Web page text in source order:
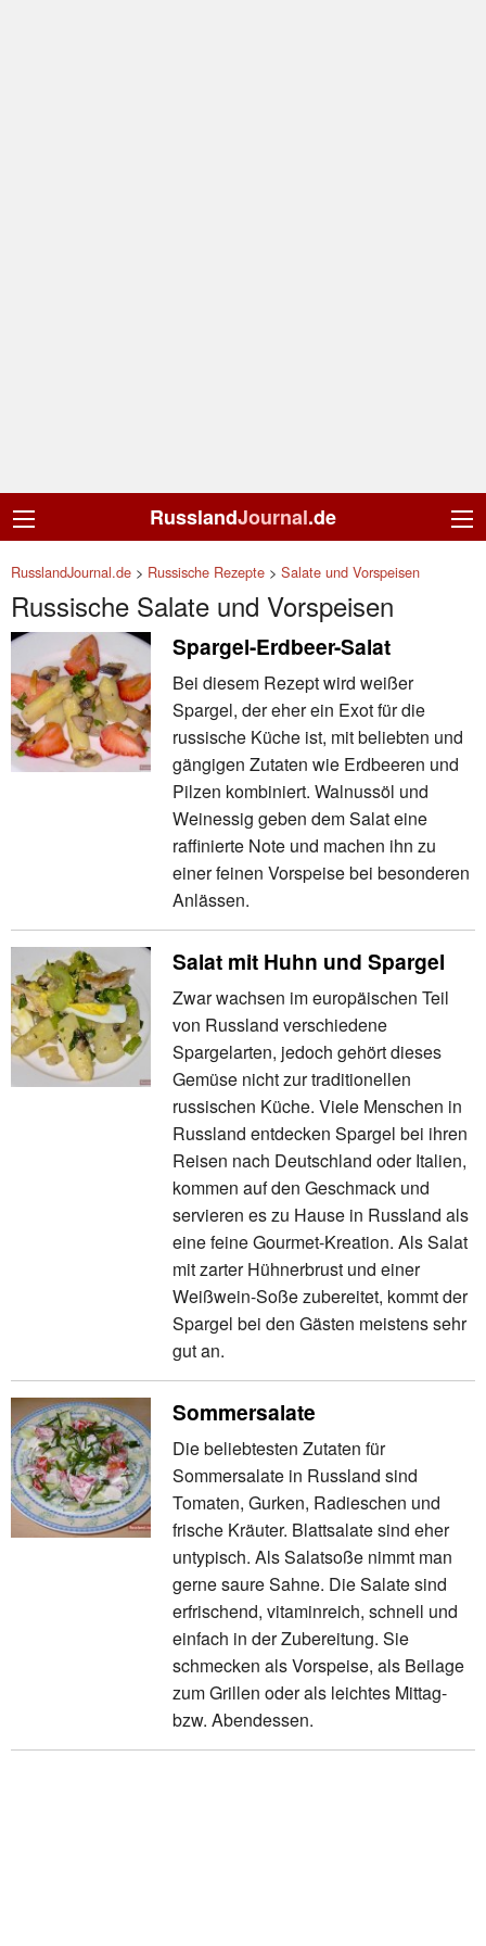
RusslandJournal.de
RusslandJournal.de > Russische Rezepte > Salate und Vorspeisen
Russische Salate und Vorspeisen
Spargel-Erdbeer-Salat
Bei diesem Rezept wird weißer
Spargel, der eher ein Exot für die
russische Küche ist, mit beliebten und
gängigen Zutaten wie Erdbeeren und
Pilzen kombiniert. Walnussöl und
Weinessig geben dem Salat eine
raffinierte Note und machen ihn zu
einer feinen Vorspeise bei besonderen
Anlässen.
Salat mit Huhn und Spargel
Zwar wachsen im europäischen Teil
von Russland verschiedene
Spargelarten, jedoch gehört dieses
Gemüse nicht zur traditionellen
russischen Küche. Viele Menschen in
Russland entdecken Spargel bei ihren
Reisen nach Deutschland oder Italien,
kommen auf den Geschmack und
servieren es zu Hause in Russland als
eine feine Gourmet-Kreation. Als Salat
mit zarter Hühnerbrust und einer
Weißwein-Soße zubereitet, kommt der
Spargel bei den Gästen meistens sehr
gut an.
Sommersalate
Die beliebtesten Zutaten für
Sommersalate in Russland sind
Tomaten, Gurken, Radieschen und
frische Kräuter. Blattsalate sind eher
untypisch. Als Salatsoße nimmt man
gerne saure Sahne. Die Salate sind
erfrischend, vitaminreich, schnell und
einfach in der Zubereitung. Sie
schmecken als Vorspeise, als Beilage
zum Grillen oder als leichtes Mittag-
bzw. Abendessen.